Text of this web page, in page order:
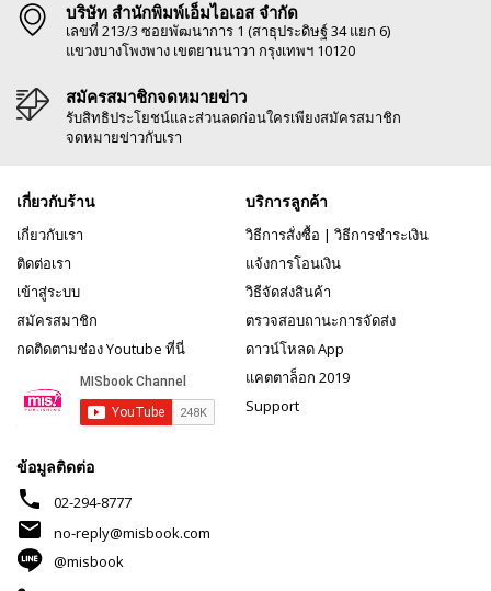
บริษัท สำนักพิมพ์เอ็มไอเอส จำกัด
เลขที่ 213/3 ซอยพัฒนาการ 1 (สาธุประดิษฐ์ 34 แยก 6)
แขวงบางโพงพาง เขตยานนาวา กรุงเทพฯ 10120
สมัครสมาชิกจดหมายข่าว
รับสิทธิประโยชน์และส่วนลดก่อนใครเพียงสมัครสมาชิก
จดหมายข่าวกับเรา
เกี่ยวกับร้าน
เกี่ยวกับเรา
ติดต่อเรา
เข้าสู่ระบบ
สมัครสมาชิก
กดติดตามช่อง Youtube ที่นี่
บริการลูกค้า
วิธีการสั่งซื้อ | วิธีการชำระเงิน
แจ้งการโอนเงิน
วิธีจัดส่งสินค้า
ตรวจสอบถานะการจัดส่ง
ดาวน์โหลด App
แคตตาล็อก 2019
Support
ข้อมูลติดต่อ
phone 02-294-8777
mail
no-reply@misbook.com
@misbook